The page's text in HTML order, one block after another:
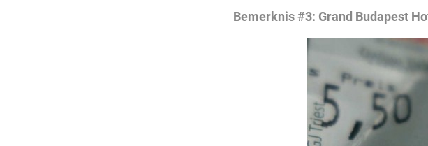
Bemerknis #3: Grand Budapest